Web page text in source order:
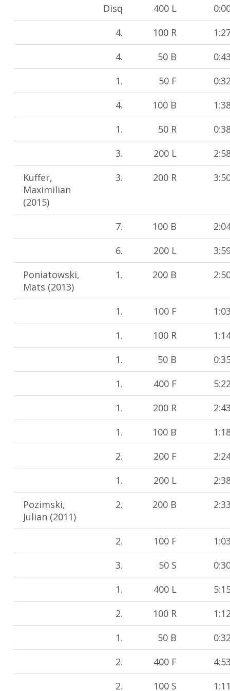
Disq 400 L
4.
100 R
4.
50 B
1.
50 F
4.
100 B
1.
50 R
3.
200 L
Kuffer,
Maximilian
(2015)
3. 200 R
7. 100 B
6.
200 L
Poniatowski,
Mats (2013)
1. 200 B
1. 100 F
1.
100 R
1.
50 B
1.
400 F
1.
200 R
1.
100 B
2.
200 F
1.
200 L
Pozimski,
Julian (2011)
2. 200 B
2. 100 F
3.
50 S
1.
400 L
2.
100 R
1.
50 B
2.
400 F
2.
100 S